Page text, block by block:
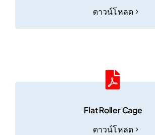
ดาวน์โหลด
Flat Roller Cage
ดาวน์โหลด